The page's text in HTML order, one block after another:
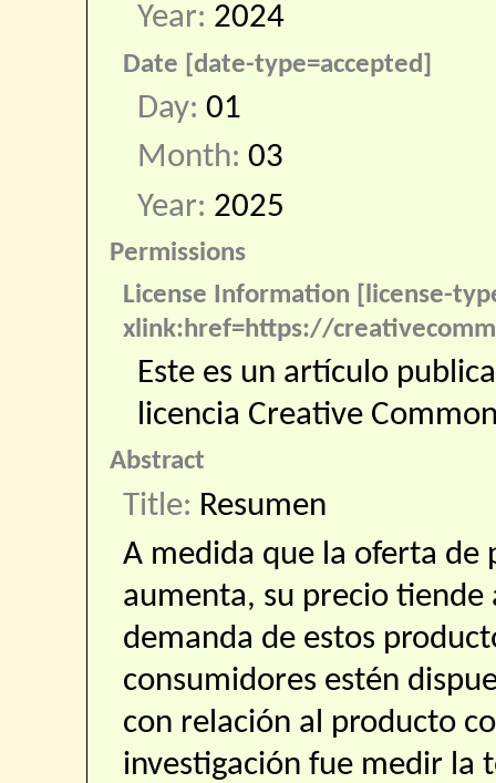
Year: 2024
Date [date-type=accepted]
Day:01
Month:03
Year: 2025
Permissions
License Information [license-
xlink:href=https://
Este es un artículo
licencia Creative
Abstract
Title: Resumen
A medida que la oferta de
aumenta, su precio tiende
demanda de estos
consumidores estén
con relación al producto
investigación fue medir la